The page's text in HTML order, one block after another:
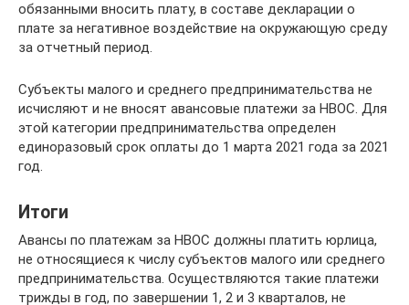
обязанными вносить плату, в составе декларации о
плате за негативное воздействие на окружающую среду
за отчетный период.
Субъекты малого и среднего предпринимательства не
исчисляют и не вносят авансовые платежи за НВОС. Для
этой категории предпринимательства определен
единоразовый срок оплаты до 1 марта 2021 года за 2021
год.
Итоги
Авансы по платежам за НВОС должны платить юрлица,
не относящиеся к числу субъектов малого или среднего
предпринимательства. Осуществляются такие платежи
трижды в год, по завершении 1, 2 и 3 кварталов, не